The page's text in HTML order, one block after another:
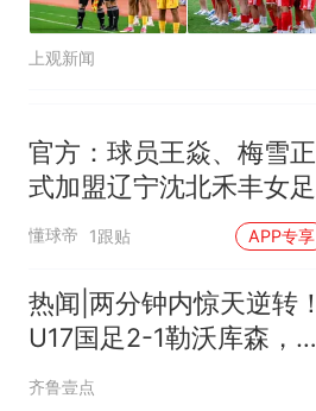
上观新闻
官方：球员王焱、梅雪正
式加盟辽宁沈北禾丰女足
懂球帝 1跟贴 APP专享
热闻|两分钟内惊天逆转！
U17国足2-1勒沃库森，三
战全胜小组头名晋级淘汰
齐鲁壹点